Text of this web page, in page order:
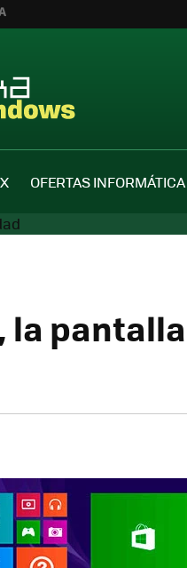
OFERTAS INFORMÁTICA
la